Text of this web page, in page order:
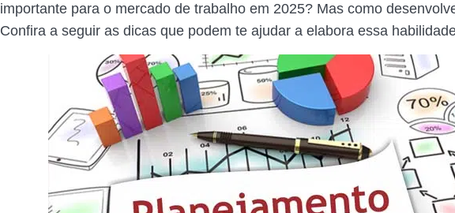
importante para o mercado de trabalho em 2025? Mas como
Confira a seguir as dicas que podem te ajudar a elabora essa